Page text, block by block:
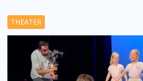
THEATER